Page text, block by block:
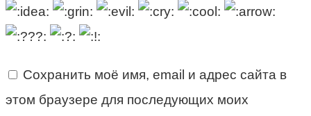
Сохранить моё имя, email и адрес сайта в
этом браузере для последующих моих